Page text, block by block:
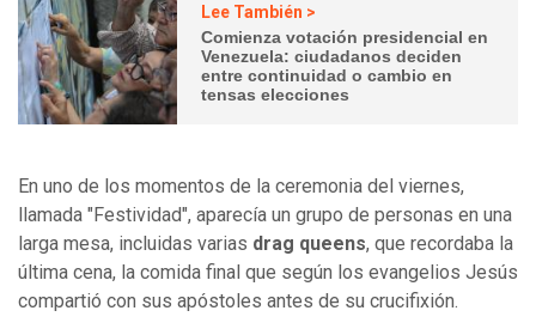
Lee También >
Comienza votación presidencial en
Venezuela: ciudadanos deciden
entre continuidad o cambio en
tensas elecciones
En uno de los momentos de la ceremonia del viernes,
llamada "Festividad", aparecía un grupo de personas en una
larga mesa, incluidas varias drag queens, que recordaba la
última cena, la comida final que según los evangelios Jesús
compartió con sus apóstoles antes de su crucifixión.